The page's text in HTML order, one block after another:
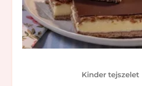
Kinder tejszelet